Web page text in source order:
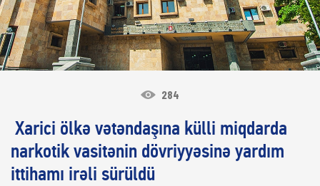
284
Xarici ölkə vətəndaşına külli miqdarda
narkotik vasitənin dövriyyəsinə yardım
ittihamı irəli sürüldü